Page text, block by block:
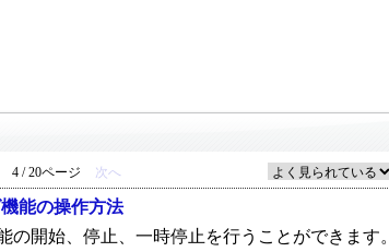
4 / 20ページ 次へ
能の操作方法
開始、停止、一時停止を行うことができます。